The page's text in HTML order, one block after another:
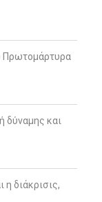
Πρωτομάρτυρα
δύναμης και
διάκρισις,